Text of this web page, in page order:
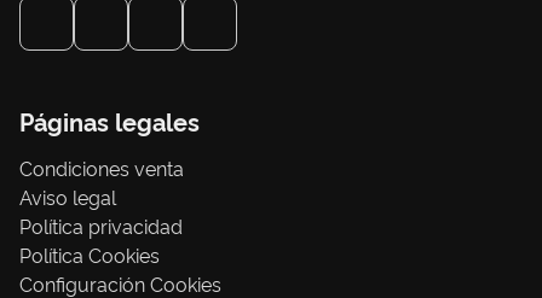
Páginas legales
Condiciones venta
Aviso legal
Política privacidad
Política Cookies
Configuración Cookies